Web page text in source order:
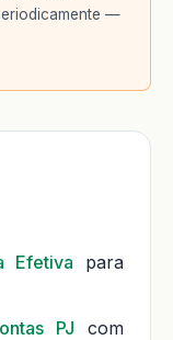
—
Efetiva para
PJ com